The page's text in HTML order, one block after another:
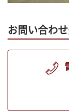
お問い合わ